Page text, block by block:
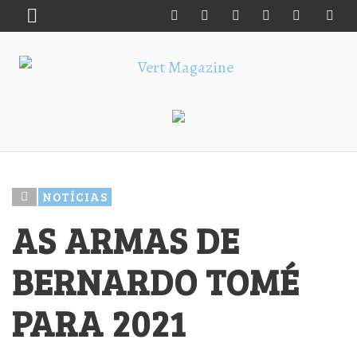
NOTÍCIAS
AS ARMAS DE
BERNARDO TOMÉ
PARA 2021